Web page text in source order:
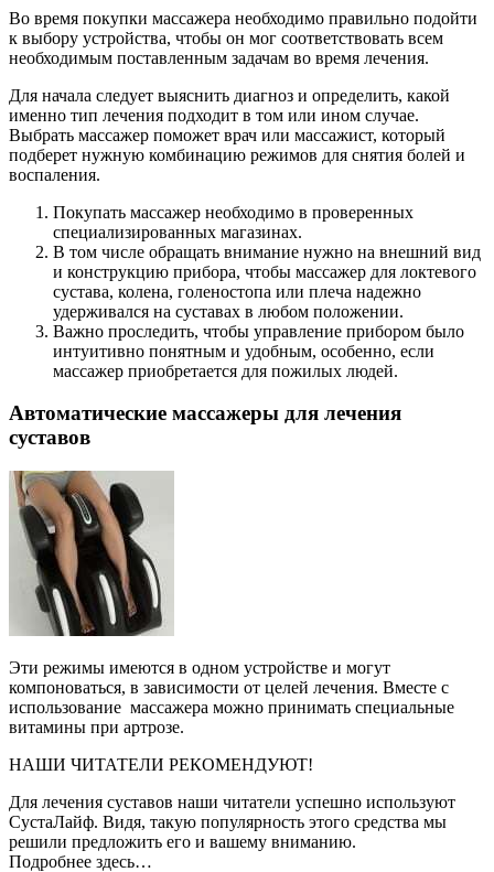
Во время покупки массажера необходимо правильно подойти
к выбору устройства, чтобы он мог соответствовать всем
необходимым поставленным задачам во время лечения.
Для начала следует выяснить диагноз и определить, какой
именно тип лечения подходит в том или ином случае.
Выбрать массажер поможет врач или массажист, который
подберет нужную комбинацию режимов для снятия болей и
воспаления.
Покупать массажер необходимо в проверенных
специализированных магазинах.
В том числе обращать внимание нужно на внешний вид
и конструкцию прибора, чтобы массажер для локтевого
сустава, колена, голеностопа или плеча надежно
удерживался на суставах в любом положении.
Важно проследить, чтобы управление прибором было
интуитивно понятным и удобным, особенно, если
массажер приобретается для пожилых людей.
Автоматические массажеры для лечения
суставов
Эти режимы имеются в одном устройстве и могут
компоноваться, в зависимости от целей лечения. Вместе с
использование массажера можно принимать специальные
витамины при артрозе.
НАШИ ЧИТАТЕЛИ РЕКОМЕНДУЮТ!
Для лечения суставов наши читатели успешно используют
СустаЛайф. Видя, такую популярность этого средства мы
решили предложить его и вашему вниманию.
Подробнее здесь…